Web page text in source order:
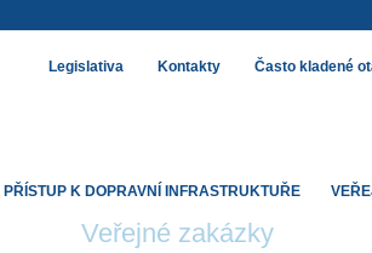
Veřejné zakázky
PŘÍSTUP K DOPRAVNÍ INFRASTRUKTUŘE
Legislativa Kontakty Často kladené